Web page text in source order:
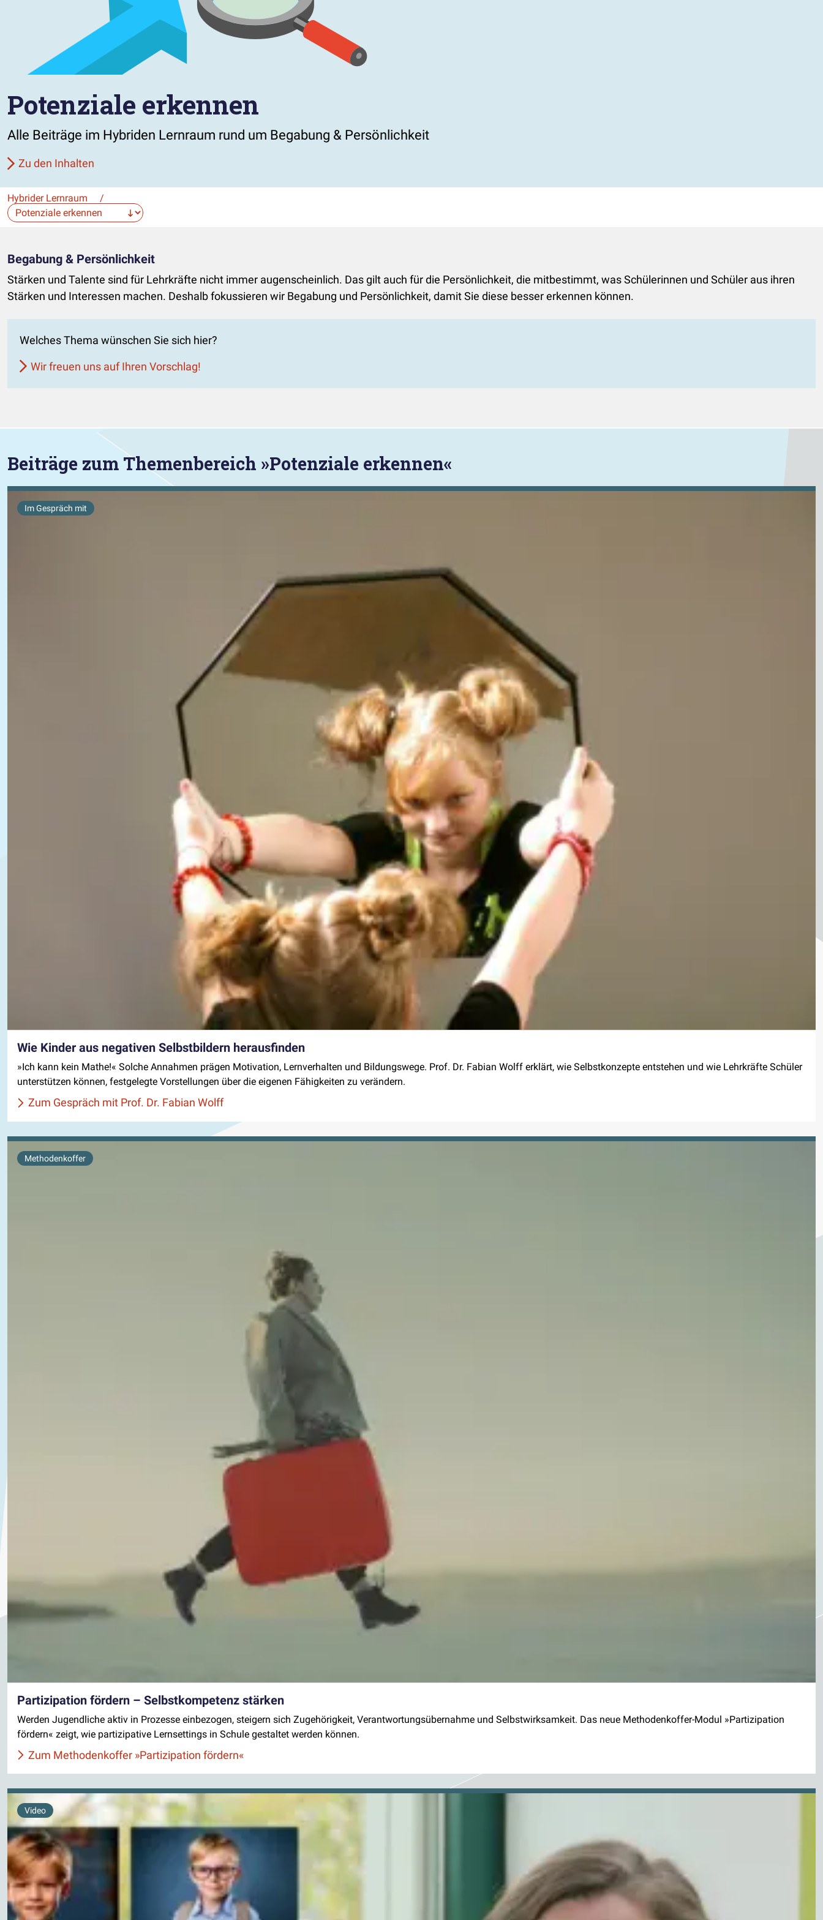
Potenziale erkennen
Alle Beiträge im Hybriden Lernraum rund um Begabung & Persönlichkeit
Zu den Inhalten
Hybrider Lernraum /
Die Auswahl navigiert direkt zur gewählten Seite.
Begabung & Persönlichkeit
Stärken und Talente sind für Lehrkräfte nicht immer augenscheinlich. Das gilt auch für die Persönlichkeit, die mitbestimmt, was Schülerinnen und Schüler aus ihren
Stärken und Interessen machen. Deshalb fokussieren wir Begabung und Persönlichkeit, damit Sie diese besser erkennen können.
Welches Thema wünschen Sie sich hier?
Wir freuen uns auf Ihren Vorschlag!
Beiträge zum Themenbereich »Potenziale erkennen«
Im Gespräch mit
Wie Kinder aus negativen Selbstbildern herausfinden
»Ich kann kein Mathe!« Solche Annahmen prägen Motivation, Lernverhalten und Bildungswege. Prof. Dr. Fabian Wolff erklärt, wie Selbstkonzepte entstehen und wie Lehrkräfte Schüler
unterstützen können, festgelegte Vorstellungen über die eigenen Fähigkeiten zu verändern.
Zum Gespräch mit Prof. Dr. Fabian Wolff
Methodenkoffer
Partizipation fördern – Selbstkompetenz stärken
Werden Jugendliche aktiv in Prozesse einbezogen, steigern sich Zugehörigkeit, Verantwortungsübernahme und Selbstwirksamkeit. Das neue Methodenkoffer-Modul »Partizipation
fördern« zeigt, wie partizipative Lernsettings in Schule gestaltet werden können.
Zum Methodenkoffer »Partizipation fördern«
Video